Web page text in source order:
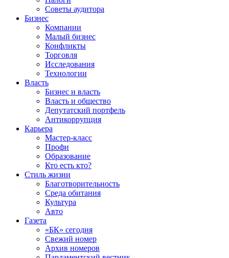
Советы аудитора
Бизнес
Компании
Малый бизнес
Конфликты
Торговля
Исследования
Технологии
Власть
Бизнес и власть
Власть и общество
Депутатский портфель
Антикоррупция
Карьера
Мастер-класс
Профи
Образование
Кто есть кто?
Стиль жизни
Благотворительность
Среда обитания
Культура
Авто
Газета
«БК» сегодня
Свежий номер
Архив номеров